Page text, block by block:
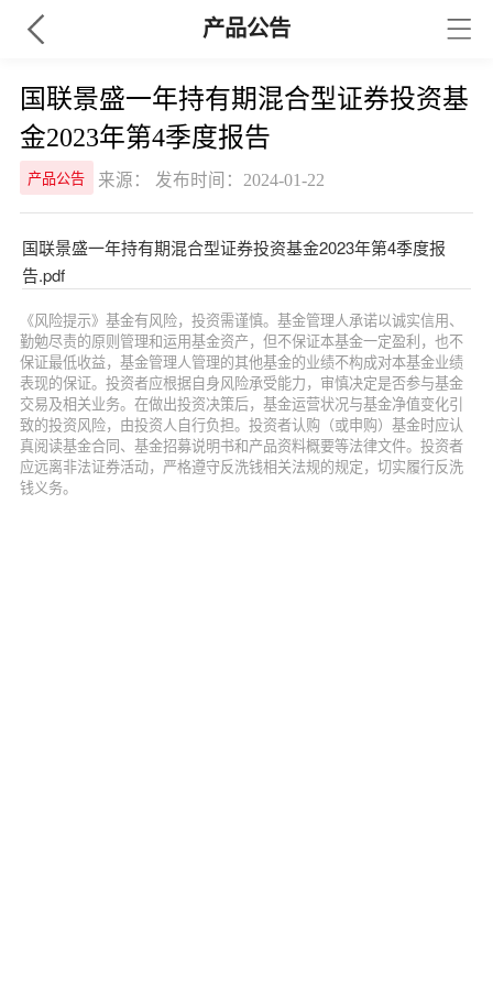
产品公告
国联景盛一年持有期混合型证券投资基
金2023年第4季度报告
产品公告 来源： 发布时间：2024-01-22
国联景盛一年持有期混合型证券投资基金2023年第4季度报
告.pdf
《风险提示》基金有风险，投资需谨慎。基金管理人承诺以诚实信用、
勤勉尽责的原则管理和运用基金资产，但不保证本基金一定盈利，也不
保证最低收益，基金管理人管理的其他基金的业绩不构成对本基金业绩
表现的保证。投资者应根据自身风险承受能力，审慎决定是否参与基金
交易及相关业务。在做出投资决策后，基金运营状况与基金净值变化引
致的投资风险，由投资人自行负担。投资者认购（或申购）基金时应认
真阅读基金合同、基金招募说明书和产品资料概要等法律文件。投资者
应远离非法证券活动，严格遵守反洗钱相关法规的规定，切实履行反洗
钱义务。